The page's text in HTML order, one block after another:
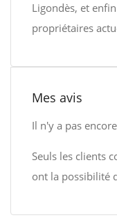
Ligondès, et
propriétaires
Mes avis
Il n'y a pas
Seuls les clients
ont la possibilité